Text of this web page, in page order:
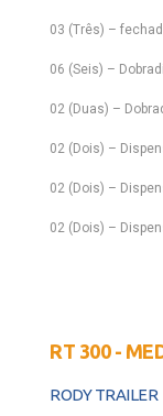
03 (Três) –
06 (Seis) –
02 (Duas) –
02 (Dois) –
02 (Dois) –
02 (Dois) –
RT 300 -
RODY TRAILER